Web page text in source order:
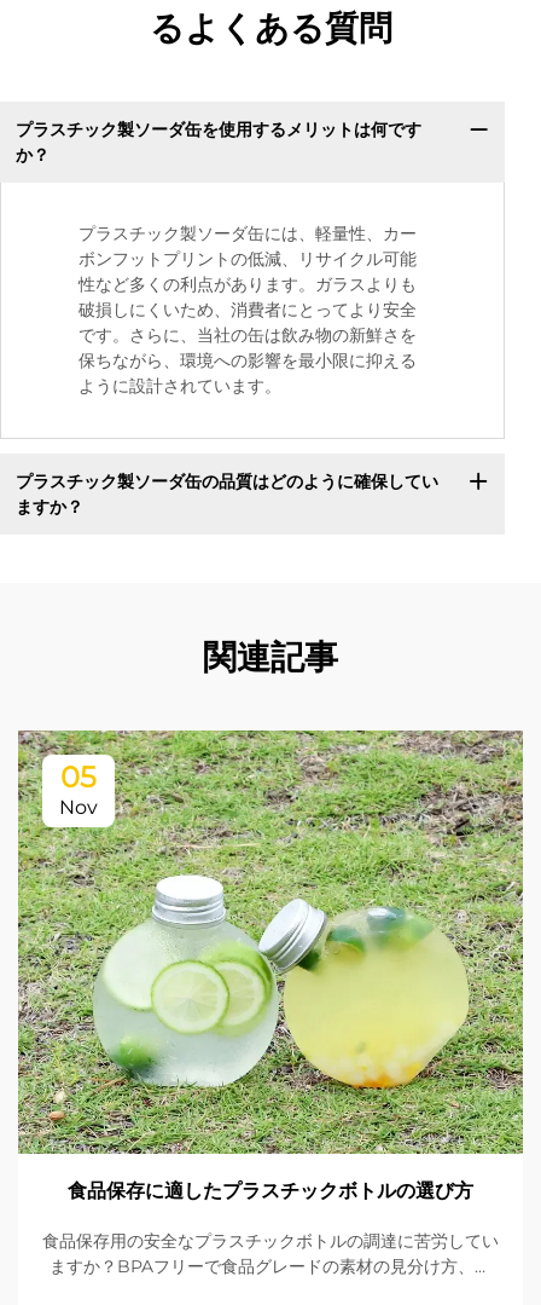
るよくある質問
プラスチック製ソーダ缶を使用するメリットは何です
か？
プラスチック製ソーダ缶には、軽量性、カー
ボンフットプリントの低減、リサイクル可能
性など多くの利点があります。ガラスよりも
破損しにくいため、消費者にとってより安全
です。さらに、当社の缶は飲み物の新鮮さを
保ちながら、環境への影響を最小限に抑える
ように設計されています。
プラスチック製ソーダ缶の品質はどのように確保してい
ますか？
関連記事
05
Nov
食品保存に適したプラスチックボトルの選び方
食品保存用の安全なプラスチックボトルの調達に苦労してい
ますか？BPAフリーで食品グレードの素材の見分け方、シ